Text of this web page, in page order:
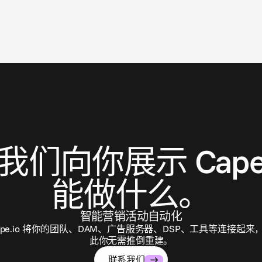
系我们
们向你展示
能做什么。
智能营销活动自动化
将你的团队、DAM、广告服务器、DSP、工具等连接起来
此你无需推倒重建。
联系我们